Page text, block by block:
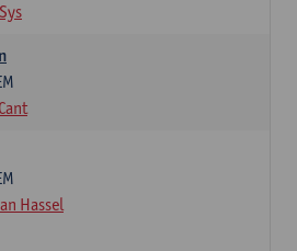
Hassel